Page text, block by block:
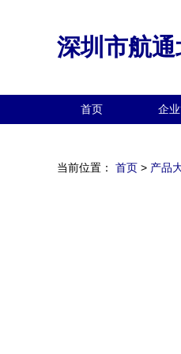
深圳市航通
首页 企
当前位置： 首页 > 产品